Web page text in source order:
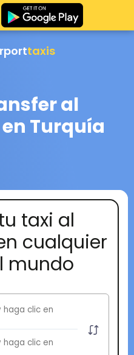
taxis
al
Turquía
taxi al
cualquier
mundo